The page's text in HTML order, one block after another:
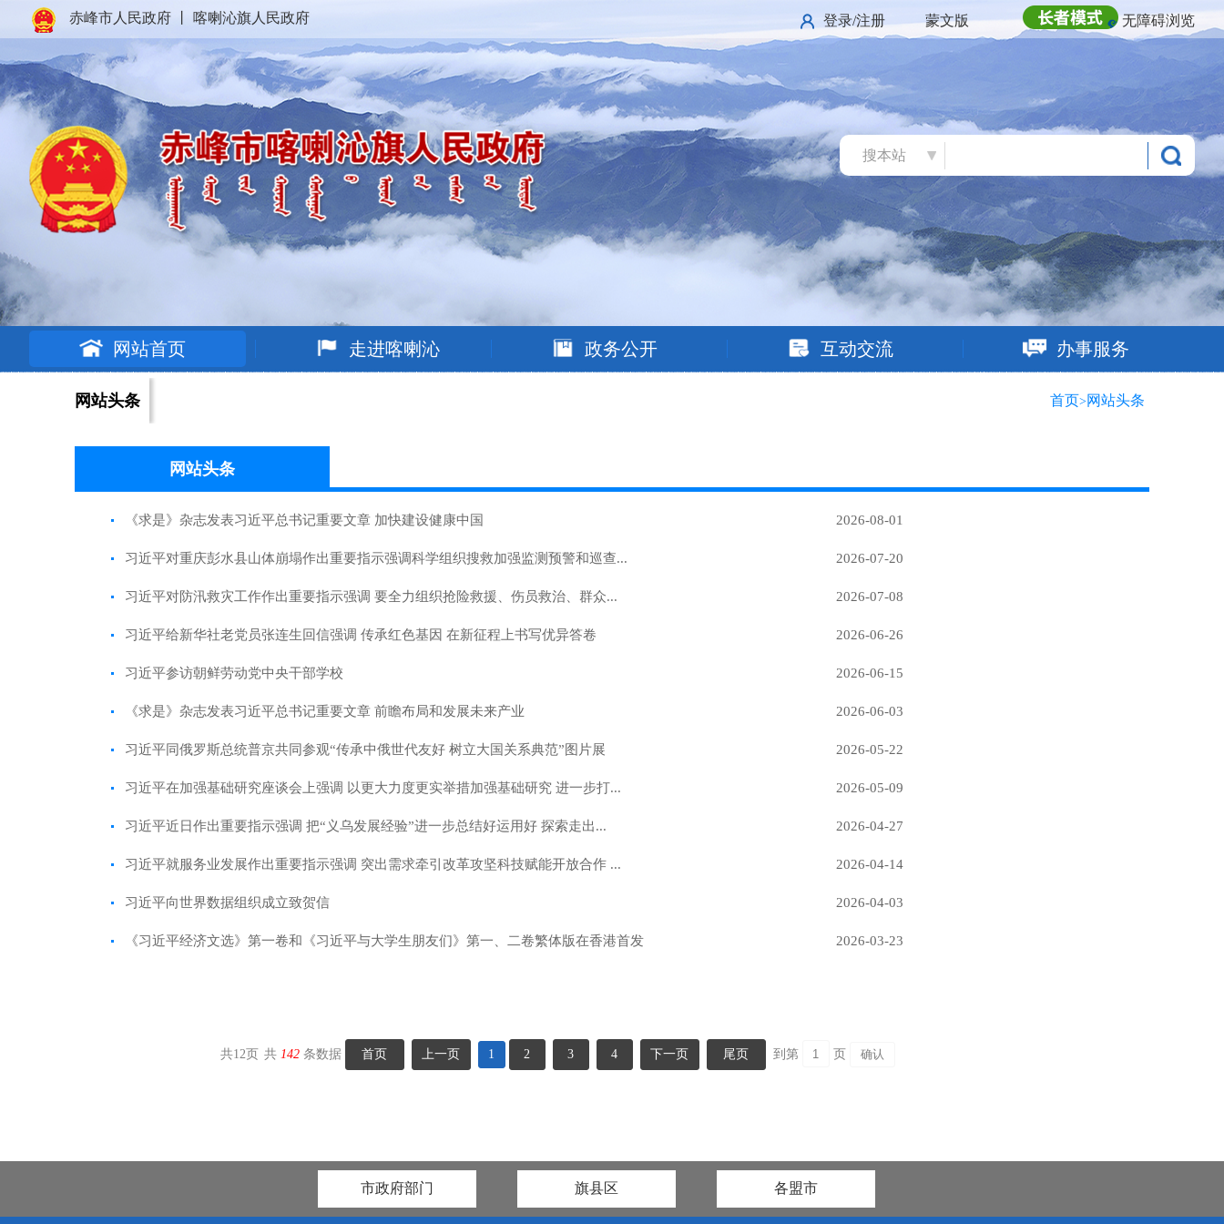
赤峰市人民政府 喀喇沁旗人民政府 登录/注册 蒙文版 无障碍浏览
搜本站
网站首页 走进喀喇沁 政务公开 互动交流 办事服务
首页>网站头条
网站头条
网站头条
2026-08-01
《求是》杂志发表习近平总书记重要文章 加快建设健康中国
2026-07-20
习近平对重庆彭水县山体崩塌作出重要指示强调科学组织搜救加强监测预警和巡查...
2026-07-08
习近平对防汛救灾工作作出重要指示强调 要全力组织抢险救援、伤员救治、群众...
2026-06-26
习近平给新华社老党员张连生回信强调 传承红色基因 在新征程上书写优异答卷
2026-06-15
习近平参访朝鲜劳动党中央干部学校
2026-06-03
《求是》杂志发表习近平总书记重要文章 前瞻布局和发展未来产业
2026-05-22
习近平同俄罗斯总统普京共同参观“传承中俄世代友好 树立大国关系典范”图片展
2026-05-09
习近平在加强基础研究座谈会上强调 以更大力度更实举措加强基础研究 进一步打...
2026-04-27
习近平近日作出重要指示强调 把“义乌发展经验”进一步总结好运用好 探索走出...
2026-04-14
习近平就服务业发展作出重要指示强调 突出需求牵引改革攻坚科技赋能开放合作 ...
2026-04-03
习近平向世界数据组织成立致贺信
2026-03-23
《习近平经济文选》第一卷和《习近平与大学生朋友们》第一、二卷繁体版在香港首发
共12 页 共 142条数据 首页 上一页 1 2 3 4 下一页 尾页 到第 页
市政府部门 旗县区 各盟市